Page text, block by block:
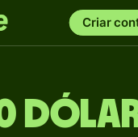
Criar